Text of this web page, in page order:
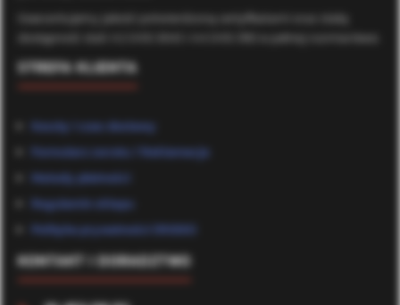
Gwarantujemy jakość potwierdzoną certyfikatami oraz stałą
dostępność stali A2 (AISI 304) i A4 (AISI 316) w pełnej rozmiarówce.
STREFA KLIENTA
Koszty i czas dostawy
Formularz zwrotu / Reklamacje
Metody płatności
Regulamin sklepu
Polityka prywatności (RODO)
KONTAKT I DORADZTWO